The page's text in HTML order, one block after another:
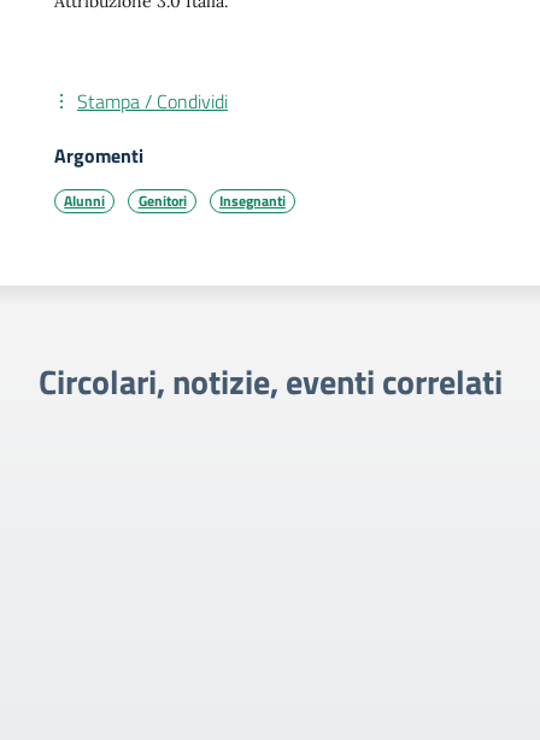
Stampa / Condividi
Argomenti
Alunni Genitori Insegnanti
Circolari, notizie, eventi correlati